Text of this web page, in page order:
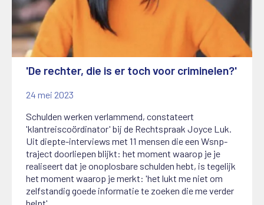
'De rechter, die is er toch voor criminelen?'
24 mei 2023
Schulden werken verlammend, constateert
'klantreiscoördinator' bij de Rechtspraak Joyce Luk.
Uit diepte-interviews met 11 mensen die een Wsnp-
traject doorliepen blijkt: het moment waarop je je
realiseert dat je onoplosbare schulden hebt, is tegelijk
het moment waarop je merkt: 'het lukt me niet om
zelfstandig goede informatie te zoeken die me verder